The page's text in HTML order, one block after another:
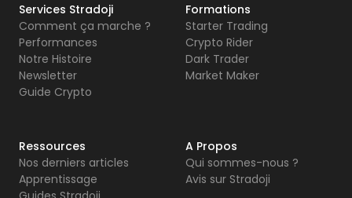
Services Stradoji
Comment ça marche ?
Performances
Notre Histoire
Newsletter
Guide Crypto
Formations
Starter Trading
Crypto Rider
Dark Trader
Market Maker
Ressources
Nos derniers articles
Apprentissage
A Propos
Qui sommes-nous ?
Avis sur Stradoji